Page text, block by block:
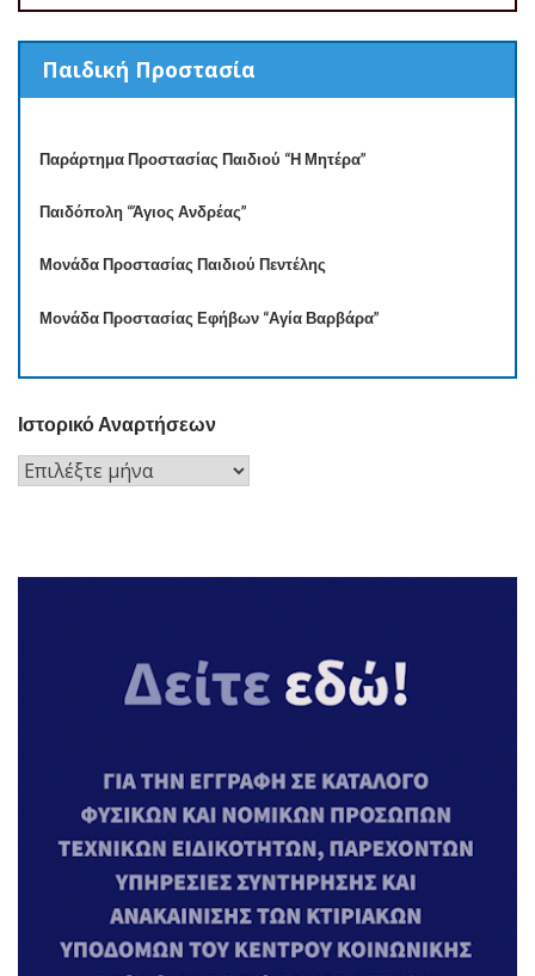
Παιδική Προστασία
Παράρτημα Προστασίας Παιδιού “Η Μητέρα”
Παιδόπολη “Άγιος Ανδρέας”
Μονάδα Προστασίας Παιδιού Πεντέλης
Μονάδα Προστασίας Εφήβων “Αγία Βαρβάρα”
Ιστορικό Αναρτήσεων
Ιστορικό